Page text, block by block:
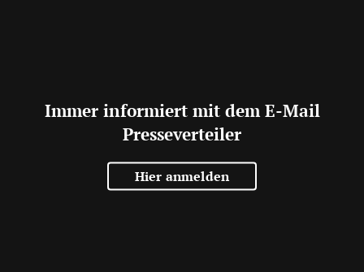
Immer informiert mit dem E-Mail
Presseverteiler
Hier anmelden